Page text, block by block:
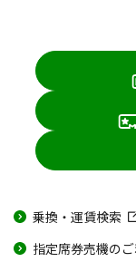
乗換・運賃検索
指定席券売機の